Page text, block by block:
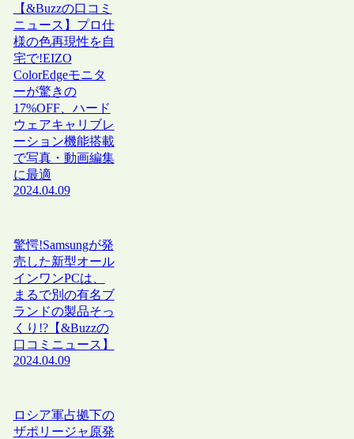
【&Buzzの口コミ
ニュース】プロ仕
様の色再現性を自
宅で!EIZO
ColorEdgeモニタ
ーが驚きの
17%OFF、ハード
ウェアキャリブレ
ーション機能搭載
で写真・動画編集
に最適
2024.04.09
驚愕!Samsungが発
売した新型オール
インワンPCは、
まるで別の有名ブ
ランドの製品そっ
くり!?【&Buzzの
口コミニュース】
2024.04.09
ロシア軍占拠下の
ザポリージャ原発